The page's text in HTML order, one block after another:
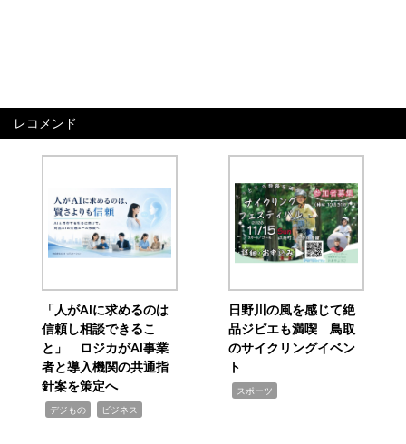
レコメンド
「人がAIに求めるのは
信頼し相談できるこ
と」 ロジカがAI事業
者と導入機関の共通指
針案を策定へ
デジもの ビジネス
日野川の風を感じて絶
品ジビエも満喫 鳥取
のサイクリングイベン
ト
スポーツ